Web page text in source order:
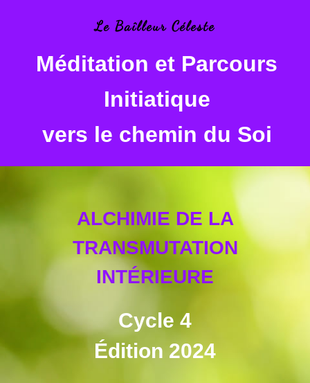
Le Baîlleur Céleste
Méditation et Parcours
Initiatique
vers le chemin du Soi
ALCHIMIE DE LA
TRANSMUTATION
INTÉRIEURE
Cycle 4
Édition 2024